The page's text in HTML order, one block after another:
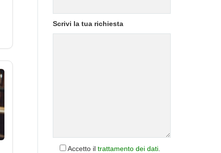
Scrivi la tua richiesta
Accetto il trattamento dei dati